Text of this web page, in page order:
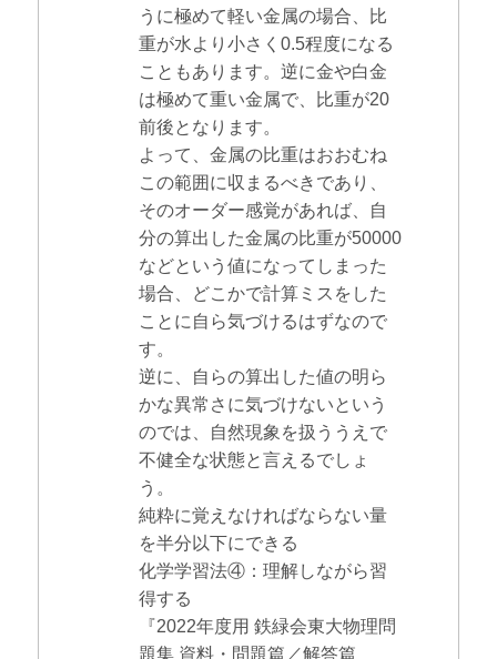
うに極めて軽い金属の場合、比
重が水より小さく0.5程度になる
こともあります。逆に金や白金
は極めて重い金属で、比重が20
前後となります。
よって、金属の比重はおおむね
この範囲に収まるべきであり、
そのオーダー感覚があれば、自
分の算出した金属の比重が50000
などという値になってしまった
場合、どこかで計算ミスをした
ことに自ら気づけるはずなので
す。
逆に、自らの算出した値の明ら
かな異常さに気づけないという
のでは、自然現象を扱ううえで
不健全な状態と言えるでしょ
う。
純粋に覚えなければならない量
を半分以下にできる
化学学習法④：理解しながら習
得する
『2022年度用 鉄緑会東大物理問
題集 資料・問題篇／解答篇